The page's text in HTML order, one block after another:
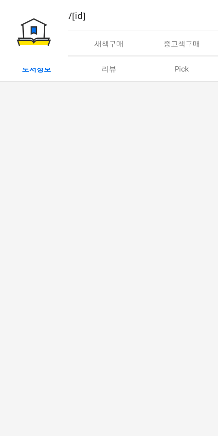
book/rent/[id]
대여 새책구매 중고책구매
도서정보 리뷰 Pick